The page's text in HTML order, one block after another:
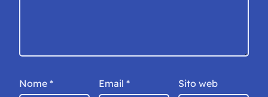
Nome * Email * Sito web